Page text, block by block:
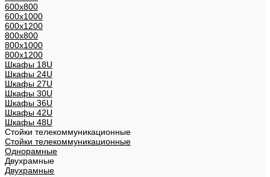
600x800
600х1000
600х1200
800x800
800х1000
800х1200
Шкафы 18U
Шкафы 24U
Шкафы 27U
Шкафы 30U
Шкафы 36U
Шкафы 42U
Шкафы 48U
Стойки телекоммуникационные
Стойки телекоммуникационные
Однорамные
Двухрамные
Двухрамные